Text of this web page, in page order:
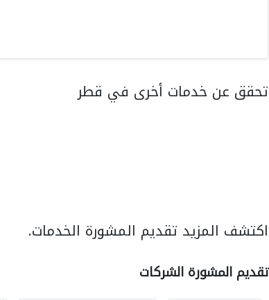
تحقق عن خدمات أخرى في قطر
اكتشف المزيد تقديم المشورة الخدمات.
تقديم المشورة الشركات